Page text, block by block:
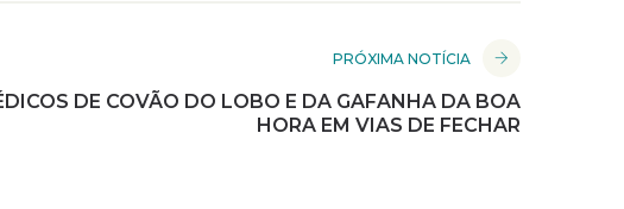
PRÓXIMA NOTÍCIA
DE COVÃO DO LOBO E DA GAFANHA DA BOA
HORA EM VIAS DE FECHAR